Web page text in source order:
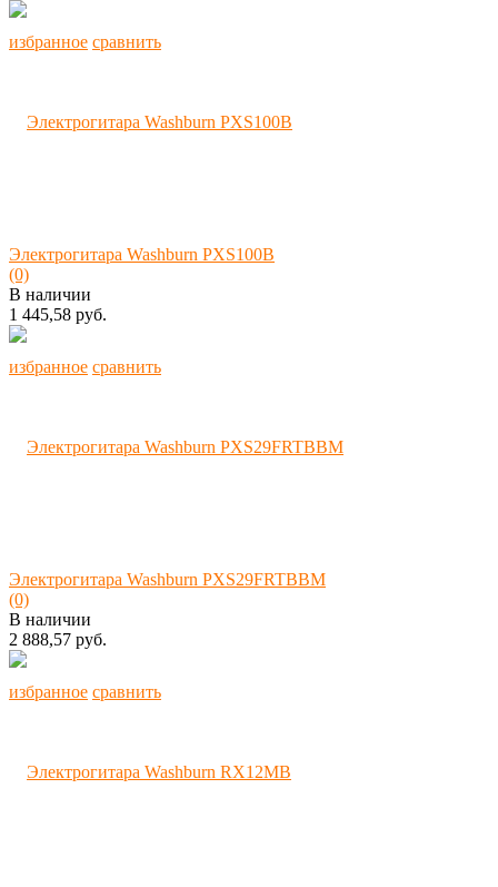
избранное сравнить
избранное сравнить
Электрогитара Washburn PXS100B
(0)
В наличии
1 445,58 руб.
избранное сравнить
Электрогитара Washburn PXS29FRTBBM
(0)
В наличии
2 888,57 руб.